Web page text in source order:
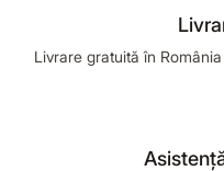
Livrare gratuită în